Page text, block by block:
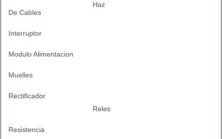
Haz
De Cables
Interruptor
Modulo Alimentacion
Muelles
Rectificador
Reles
Resistencia